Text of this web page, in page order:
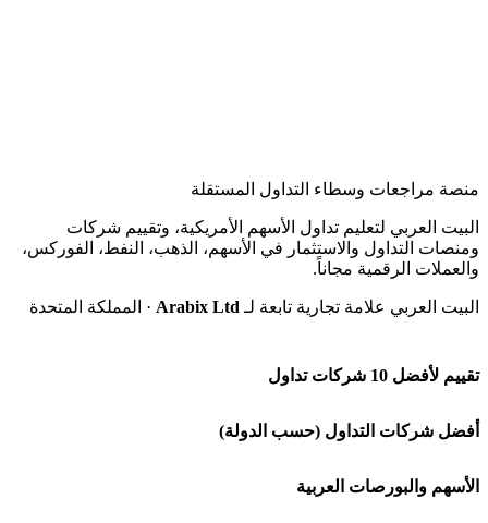
منصة مراجعات وسطاء التداول المستقلة
البيت العربي لتعليم تداول الأسهم الأمريكية، وتقييم شركات
ومنصات التداول والاستثمار في الأسهم، الذهب، النفط، الفوركس،
والعملات الرقمية مجاناً.
البيت العربي علامة تجارية تابعة لـ Arabix Ltd · المملكة المتحدة
تقييم لأفضل 10 شركات تداول
شركة Capital.com
افاتريد AvaTrade
أفضل شركات التداول (حسب الدولة)
شركات تداول في السعودية
الأسهم والبورصات العربية